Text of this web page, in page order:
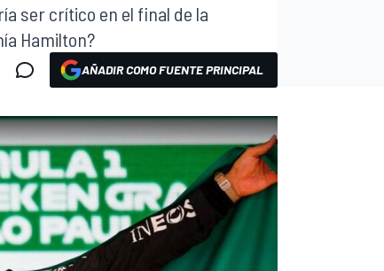
ser crítico en el final de la
Hamilton?
AÑADIR COMO FUENTE PRINCIPAL